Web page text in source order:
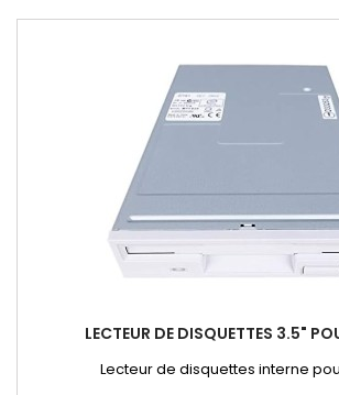
LECTEUR DE DISQUETTES 3.5"
Lecteur de disquettes interne